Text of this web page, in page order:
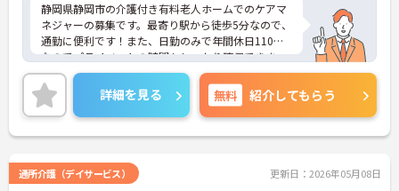
静岡県静岡市の介護付き有料老人ホームでのケアマ
ネジャーの募集です。最寄り駅から徒歩5分なので、
通勤に便利です！また、日勤のみで年間休日110日
なのでプライベートの時間もしっかり確保できま
す。ご興味のある方は、面接のポイントをお伝えし
ますのでお気軽にお問い合わせください。
詳細を見る 無料 紹介してもらう
通所介護（デイサービス） 更新日：2026年05月08日